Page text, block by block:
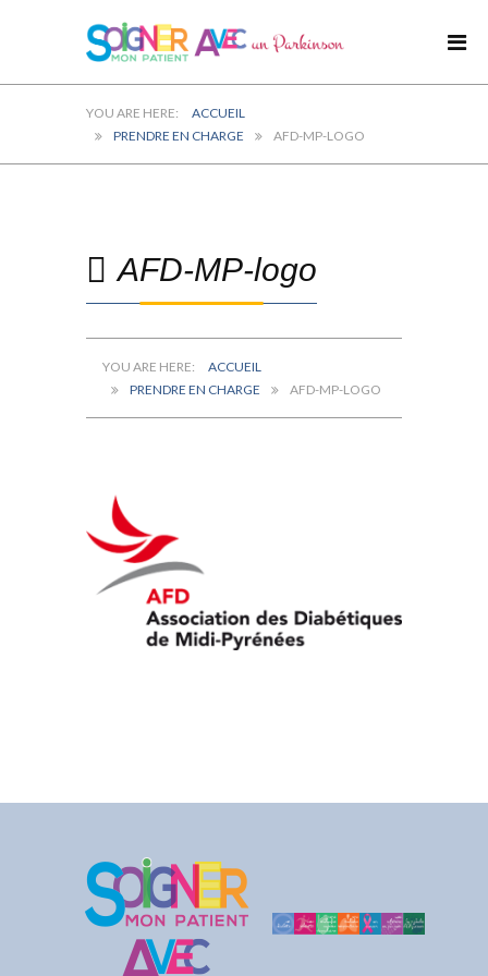
ACCUEIL
PRENDRE EN CHARGE
AFD-MP-LOGO
AFD-MP-logo
ACCUEIL
PRENDRE EN CHARGE
AFD-MP-LOGO